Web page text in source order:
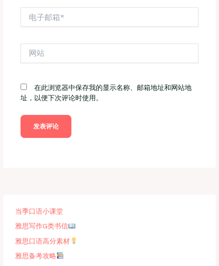
在此浏览器中保存我的显示名称、邮箱地址和网站地
址，以便下次评论时使用。
当季口语小课堂
雅思写作G类书信
雅思口语高分素材
雅思备考攻略